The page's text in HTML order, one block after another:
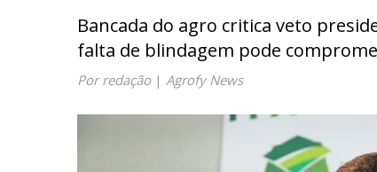
Bancada do agro critica veto
falta de blindagem pode
Por redação| Agrofy News